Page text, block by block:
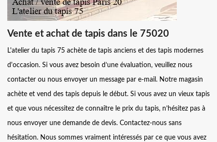
Vente et achat de tapis dans le 75020
L'atelier du tapis 75 achète de tapis anciens et des tapis modernes
d'occasion. Si vous avez besoin d’une évaluation, veuillez nous
contacter ou nous envoyer un message par e-mail. Notre magasin
achète et vend des tapis depuis le début. Si vous avez un vieux tapis
et que vous nécessitez de connaître le prix du tapis, n’hésitez pas à
nous envoyer une demande de devis. Contactez-nous sans
hésitation. Nous sommes vraiment intéressés par ce que vous avez